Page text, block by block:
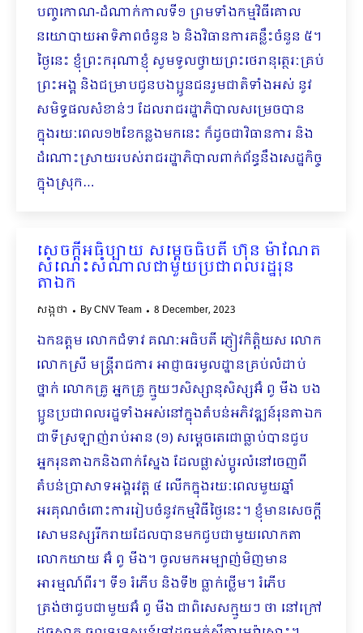
បញ្ចកោណ-ដំណាក់កាលទី១ ព្រមទាំងកម្មវិធីគោល
នយោបាយអាទិភាពចំនួន ៦ និងវិធានការគន្លឹះចំនួន ៥។
ថ្ងៃនេះ ខ្ញុំព្រះករុណាខ្ញុំ សូមទូលថ្វាយព្រះថេរានុត្ថេរៈគ្រប់
ព្រះអង្គ និងជម្រាបជូនបងប្អូនជនរួមជាតិទាំងអស់ នូវ
សមិទ្ធផលសំខាន់ៗ ដែលរាជរដ្ឋាភិបាលសម្រេចបាន
ក្នុងរយៈពេល១២ខែកន្លងមកនេះ ក៏ដូចជាវិធានការ និង
ដំណោះស្រាយរបស់រាជរដ្ឋាភិបាលពាក់ព័ន្ធនឹងសេដ្ឋកិច្ច
ក្នុងស្រុក…
សេចក្ដីអធិប្បាយ សម្ដេចធិបតី ហ៊ុន ម៉ាណែត
សំណេះសំណាលជាមួយប្រជាពលរដ្ឋរុន
តាឯក
សង្កថា ByCNV Team 8 December, 2023
ឯកឧត្តម លោកជំទាវ គណៈអធិបតី ភ្ញៀវកិត្តិយស លោក
លោកស្រី មន្ត្រីរាជការ អាជ្ញាធរមូលដ្ឋានគ្រប់លំដា​ប់
ថ្នាក់ លោកគ្រូ អ្នកគ្រូ ក្មួយៗសិស្សានុសិស្សអ៊ំ ពូ មីង បង
ប្អូនប្រជាពលរដ្ឋទាំងអស់នៅក្នុងតំបន់អភិវឌ្ឍន៍រុនតាឯក
ជាទីស្រឡាញ់រាប់អាន (១) សម្តេចតេជោធ្លាប់បានជួប
អ្នករុនតាឯកនិងពាក់ស្នែង ដែលផ្លាស់ប្តូរលំនៅចេញពី
តំបន់ប្រាសាទអង្គរវត្ត ៤ លើកក្នុងរយៈពេលមួយឆ្នាំ
អរគុណចំពោះការរៀបចំនូវកម្មវិធីថ្ងៃនេះ។ ខ្ញុំមានសេចក្តី
សោមនស្សរីករាយដែលបានមកជួបជាមួយលោកតា​
លោកយាយ អ៊ំ ពូ មីង។ ចូលមកអម្បាញ់មិញមាន
អារម្មណ៍ពីរ។ ទី១ រំភើប និងទី២ ធ្លាក់ថ្លើម។ រំភើប
ត្រង់ថាជួបជាមួយអ៊ំ ពូ មីង ជាពិសេសក្មួយៗ ថា នៅក្រៅ